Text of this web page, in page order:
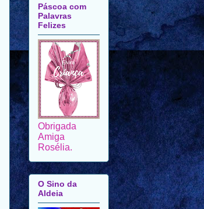
Páscoa com
Palavras
Felizes
Obrigada
Amiga
Rosélia.
O Sino da
Aldeia